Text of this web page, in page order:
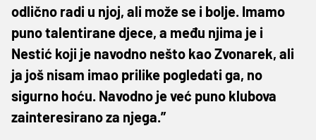
odlično radi u njoj, ali može se i bolje. Imamo
puno talentirane djece, a među njima je i
Nestić koji je navodno nešto kao Zvonarek, ali
ja još nisam imao prilike pogledati ga, no
sigurno hoću. Navodno je već puno klubova
zainteresirano za njega.”